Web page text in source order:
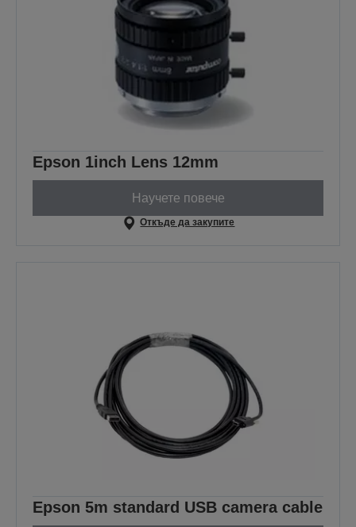
Epson 1inch Lens 12mm
Научете повече
Откъде да закупите
Epson 5m standard USB camera cable